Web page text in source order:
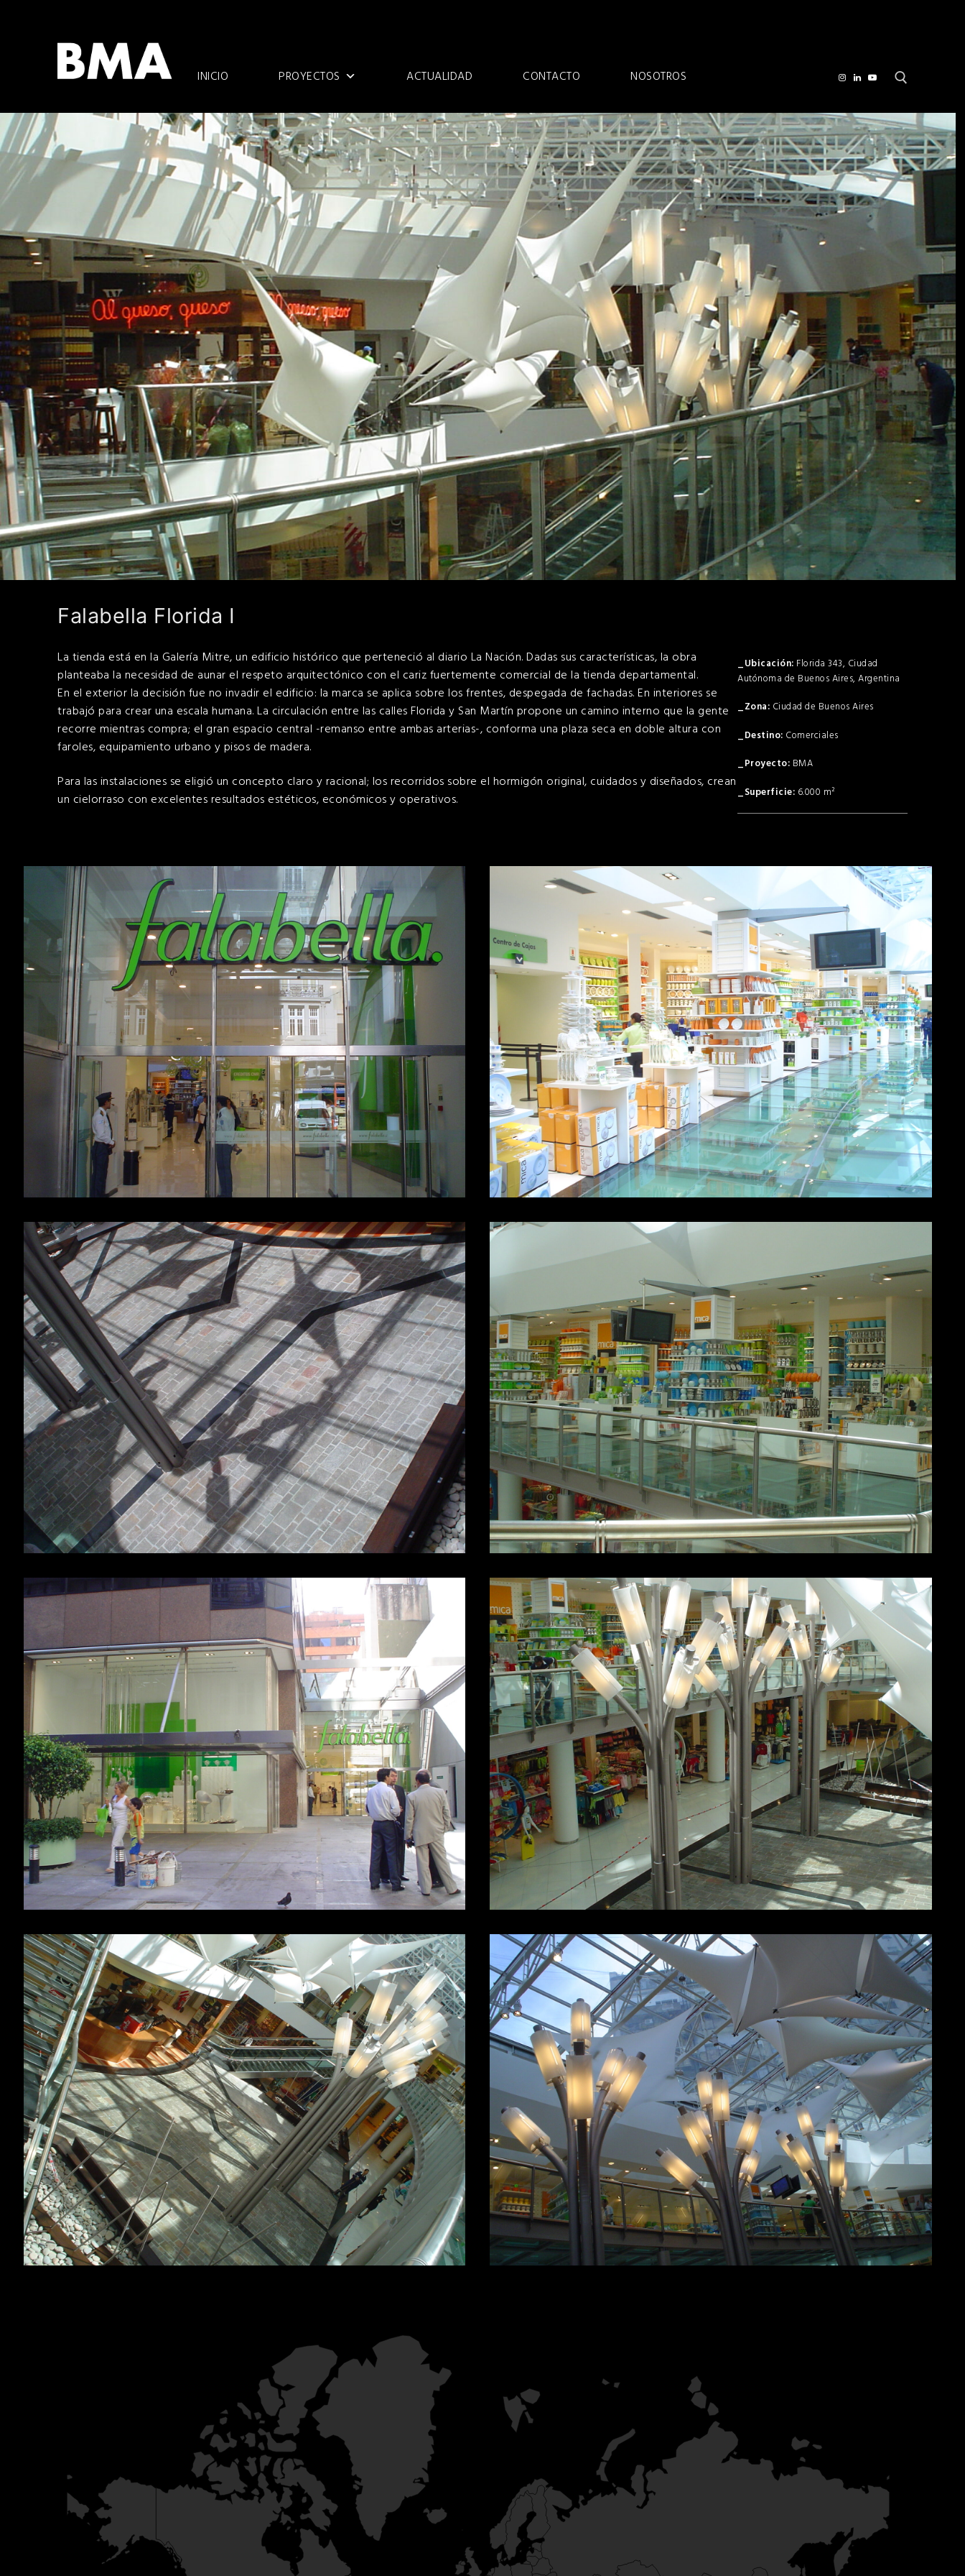
INICIO
PROYECTOS ACTUALIDAD CONTACTO NOSOTROS
Buscar por:
Falabella Florida I
La tienda está en la Galería Mitre, un edificio histórico que perteneció al diario La Nación. Dadas sus características, la obra
planteaba la necesidad de aunar el respeto arquitectónico con el cariz fuertemente comercial de la tienda departamental.
En el exterior la decisión fue no invadir el edificio: la marca se aplica sobre los frentes, despegada de fachadas. En interiores se
trabajó para crear una escala humana. La circulación entre las calles Florida y San Martín propone un camino interno que la gente
recorre mientras compra; el gran espacio central -remanso entre ambas arterias-, conforma una plaza seca en doble altura con
faroles, equipamiento urbano y pisos de madera.
Para las instalaciones se eligió un concepto claro y racional; los recorridos sobre el hormigón original, cuidados y diseñados, crean
un cielorraso con excelentes resultados estéticos, económicos y operativos.
Florida 343, Ciudad
Autónoma de Buenos Aires, Argentina
Ciudad de Buenos Aires
Comerciales
BMA
6.000